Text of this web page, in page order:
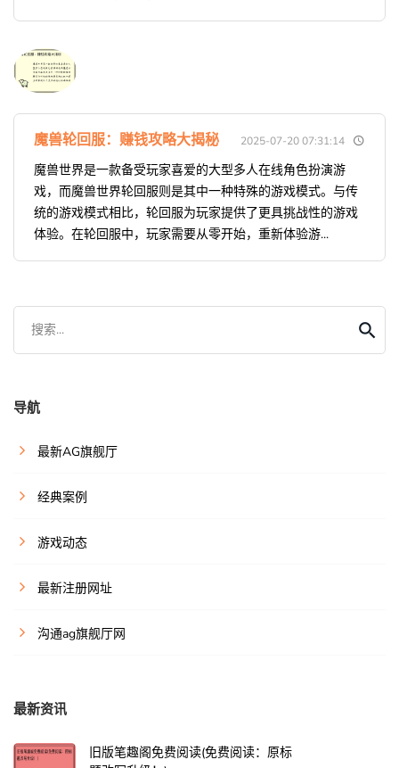
魔兽轮回服：赚钱攻略大揭秘 2025-07-20 07:31:14
魔兽世界是一款备受玩家喜爱的大型多人在线角色扮演游
戏，而魔兽世界轮回服则是其中一种特殊的游戏模式。与传
统的游戏模式相比，轮回服为玩家提供了更具挑战性的游戏
体验。在轮回服中，玩家需要从零开始，重新体验游...
搜索...
导航
最新AG旗舰厅
经典案例
游戏动态
最新注册网址
沟通ag旗舰厅网
最新资讯
旧版笔趣阁免费阅读(免费阅读：原标